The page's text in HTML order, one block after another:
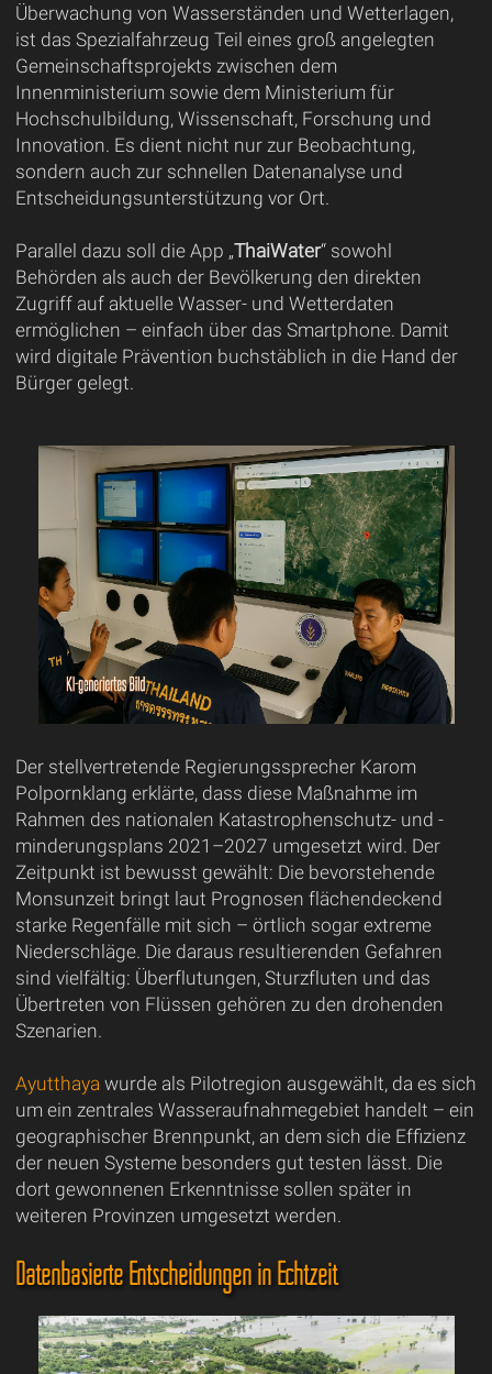
Überwachung von Wasserständen und Wetterlagen,
ist das Spezialfahrzeug Teil eines groß angelegten
Gemeinschaftsprojekts zwischen dem
Innenministerium sowie dem Ministerium für
Hochschulbildung, Wissenschaft, Forschung und
Innovation. Es dient nicht nur zur Beobachtung,
sondern auch zur schnellen Datenanalyse und
Entscheidungsunterstützung vor Ort.
Parallel dazu soll die App „ThaiWater“ sowohl
Behörden als auch der Bevölkerung den direkten
Zugriff auf aktuelle Wasser- und Wetterdaten
ermöglichen – einfach über das Smartphone. Damit
wird digitale Prävention buchstäblich in die Hand der
Bürger gelegt.
Der stellvertretende Regierungssprecher Karom
Polpornklang erklärte, dass diese Maßnahme im
Rahmen des nationalen Katastrophenschutz- und -
minderungsplans 2021–2027 umgesetzt wird. Der
Zeitpunkt ist bewusst gewählt: Die bevorstehende
Monsunzeit bringt laut Prognosen flächendeckend
starke Regenfälle mit sich – örtlich sogar extreme
Niederschläge. Die daraus resultierenden Gefahren
sind vielfältig: Überflutungen, Sturzfluten und das
Übertreten von Flüssen gehören zu den drohenden
Szenarien.
Ayutthaya wurde als Pilotregion ausgewählt, da es sich
um ein zentrales Wasseraufnahmegebiet handelt – ein
geographischer Brennpunkt, an dem sich die Effizienz
der neuen Systeme besonders gut testen lässt. Die
dort gewonnenen Erkenntnisse sollen später in
weiteren Provinzen umgesetzt werden.
Datenbasierte Entscheidungen in Echtzeit